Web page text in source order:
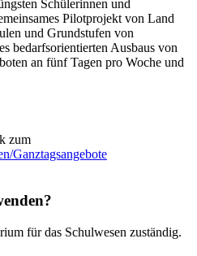
Schülerinnen und
Pilotprojekt von Land
und Grundstufen von
bedarfsorientierten Ausbaus von
an fünf Tagen pro Woche und
zum
Ganztagsangebote
für das Schulwesen zuständig.